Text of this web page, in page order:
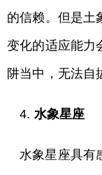
的信赖。但是土
变化的适应能力
阱当中，无法自
4. 水象星座
水象星座具有